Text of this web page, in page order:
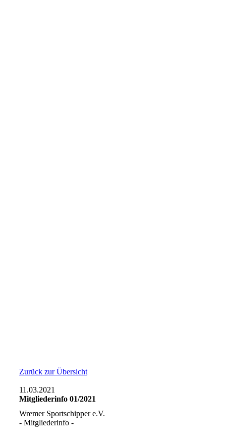
Zurück zur Übersicht
11.03.2021
Mitgliederinfo 01/2021
Wremer Sportschipper e.V.
- Mitgliederinfo -